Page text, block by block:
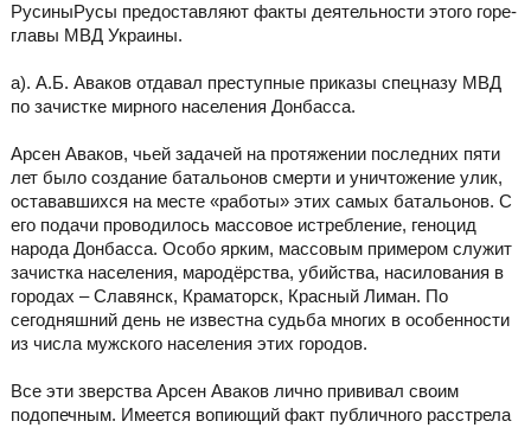
РусиныРусы предоставляют факты деятельности этого горе-
главы МВД Украины.
а). А.Б. Аваков отдавал преступные приказы спецназу МВД
по зачистке мирного населения Донбасса.
Арсен Аваков, чьей задачей на протяжении последних пяти
лет было создание батальонов смерти и уничтожение улик,
остававшихся на месте «работы» этих самых батальонов. С
его подачи проводилось массовое истребление, геноцид
народа Донбасса. Особо ярким, массовым примером служит
зачистка населения, мародёрства, убийства, насилования в
городах – Славянск, Краматорск, Красный Лиман. По
сегодняшний день не известна судьба многих в особенности
из числа мужского населения этих городов.
Все эти зверства Арсен Аваков лично прививал своим
подопечным. Имеется вопиющий факт публичного расстрела